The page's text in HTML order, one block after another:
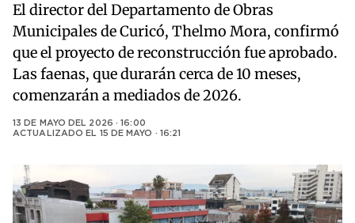
El director del Departamento de Obras
Municipales de Curicó, Thelmo Mora, confirmó
que el proyecto de reconstrucción fue aprobado.
Las faenas, que durarán cerca de 10 meses,
comenzarán a mediados de 2026.
13 DE MAYO DEL 2026 · 16:00
ACTUALIZADO EL 15 DE MAYO · 16:21